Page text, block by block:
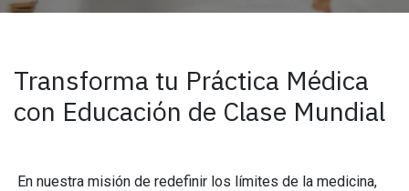
Transforma tu Práctica Médica
con Educación de Clase Mundial
En nuestra misión de redefinir los límites de la medicina,